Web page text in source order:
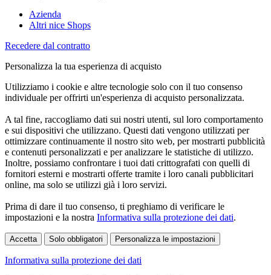
Azienda
Altri nice Shops
Recedere dal contratto
Personalizza la tua esperienza di acquisto
Utilizziamo i cookie e altre tecnologie solo con il tuo consenso
individuale per offrirti un'esperienza di acquisto personalizzata.
A tal fine, raccogliamo dati sui nostri utenti, sul loro comportamento
e sui dispositivi che utilizzano. Questi dati vengono utilizzati per
ottimizzare continuamente il nostro sito web, per mostrarti pubblicità
e contenuti personalizzati e per analizzare le statistiche di utilizzo.
Inoltre, possiamo confrontare i tuoi dati crittografati con quelli di
fornitori esterni e mostrarti offerte tramite i loro canali pubblicitari
online, ma solo se utilizzi già i loro servizi.
Prima di dare il tuo consenso, ti preghiamo di verificare le
impostazioni e la nostra Informativa sulla protezione dei dati.
Accetta Solo obbligatori Personalizza le impostazioni
Informativa sulla protezione dei dati